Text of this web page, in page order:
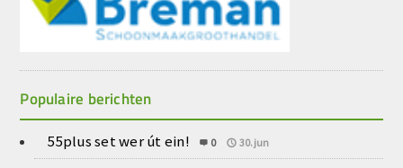
Populaire berichten
55plus set wer út ein! 0 30.jun